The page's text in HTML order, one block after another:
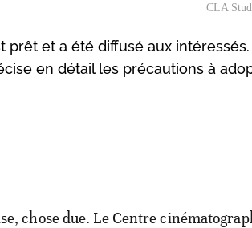
CLA
et a été diffusé aux
en détail les précautions à
chose due. Le Centre